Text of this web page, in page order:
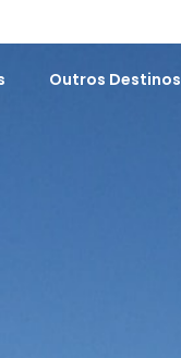
Outros Destinos